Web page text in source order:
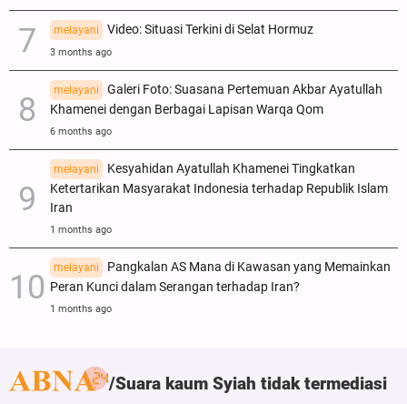
melayani Video: Situasi Terkini di Selat Hormuz
3 months ago
melayani
Galeri Foto: Suasana Pertemuan Akbar Ayatullah
Khamenei dengan Berbagai Lapisan Warqa Qom
6 months ago
melayani
Kesyahidan Ayatullah Khamenei Tingkatkan
Ketertarikan Masyarakat Indonesia terhadap Republik Islam
Iran
1 months ago
melayani
Pangkalan AS Mana di Kawasan yang Memainkan
Peran Kunci dalam Serangan terhadap Iran?
1 months ago
Suara kaum Syiah tidak termediasi